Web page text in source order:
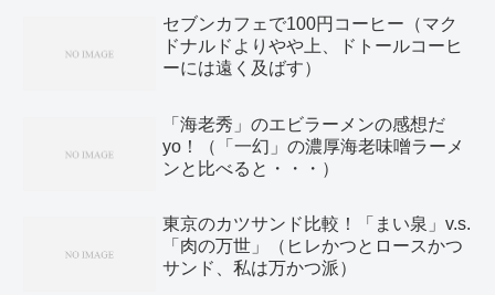
セブンカフェで100円コーヒー（マク
ドナルドよりやや上、ドトールコーヒ
ーには遠く及ばす）
「海老秀」のエビラーメンの感想だ
yo！（「一幻」の濃厚海老味噌ラーメ
ンと比べると・・・）
東京のカツサンド比較！「まい泉」v.s.
「肉の万世」（ヒレかつとロースかつ
サンド、私は万かつ派）